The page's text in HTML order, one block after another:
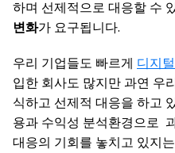
하며 선제적으로 대응할 수
변화가 요구됩니다.
우리 기업들도 빠르게 디지
입한 회사도 많지만 과연 우
식하고 선제적 대응을 하고
용과 수익성 분석환경으로
대응의 기회를 놓치고 있지